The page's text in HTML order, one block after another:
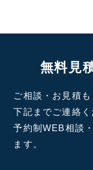
無料見
ご相談・お見積
下記までご連絡く
予約制WEB相談
ます。